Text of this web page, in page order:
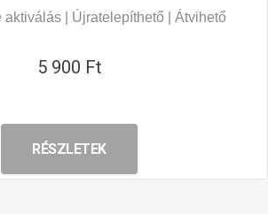
aktiválás | Újratelepíthető | Átvihető
5 900 Ft
RÉSZLETEK